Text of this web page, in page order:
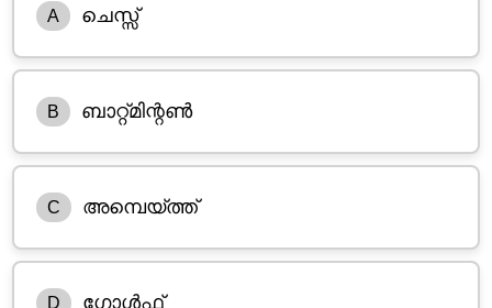
A ചെസ്സ്
B ബാറ്റ്മിന്റൺ
C അമ്പെയ്ത്ത്
D ഗോൾഫ്